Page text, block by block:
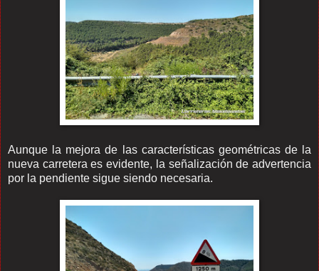
Aunque la mejora de las características geométricas de la
nueva carretera es evidente, la señalización de advertencia
por la pendiente sigue siendo necesaria.